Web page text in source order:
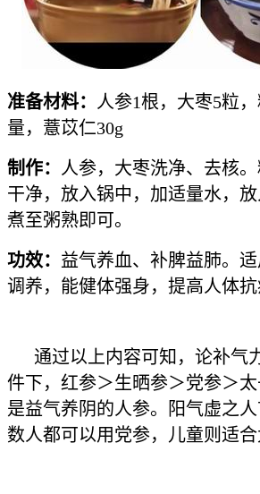
准备材料： 人参1根，大枣5粒
量，薏苡仁30g
制作： 人参，大枣洗净、去核
干净，放入锅中，加适量水，
煮至粥熟即可。
功效： 益气养血、补脾益肺。
调养，能健体强身，提高人体抗
通过以上内容可知，论补气
件下，红参＞生晒参＞党参＞
是益气养阴的人参。阳气虚之
数人都可以用党参，儿童则适合